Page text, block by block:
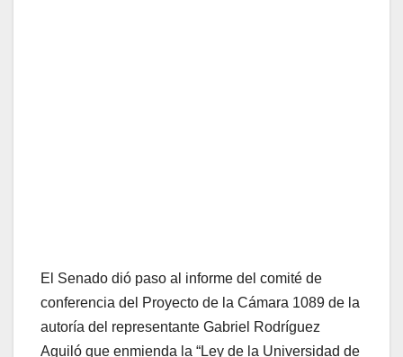
El Senado dió paso al informe del comité de
conferencia del Proyecto de la Cámara 1089 de la
autoría del representante Gabriel Rodríguez
Aguiló que enmienda la “Ley de la Universidad de